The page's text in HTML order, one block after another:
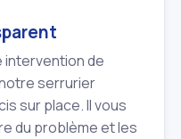
intervention de
serrurier
sur place. Il vous
du problème et les